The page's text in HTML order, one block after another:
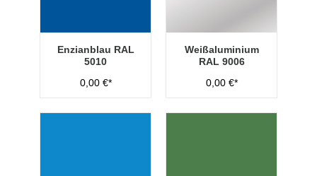
Enzianblau RAL
5010
0,00 €*
Weißaluminium
RAL 9006
0,00 €*